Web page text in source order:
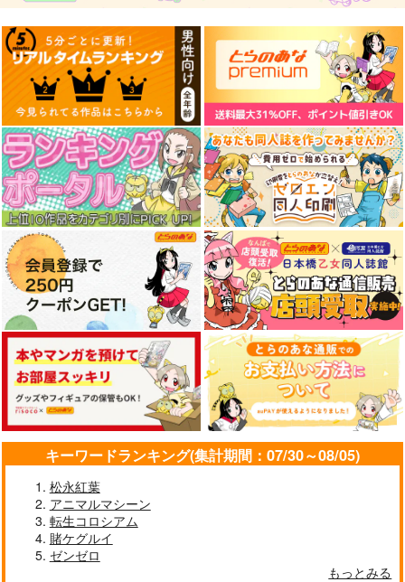
キーワードランキング(集計期間：07/30～08/05)
松永紅葉
アニマルマシーン
転生コロシアム
賭ケグルイ
ゼンゼロ
もっとみる